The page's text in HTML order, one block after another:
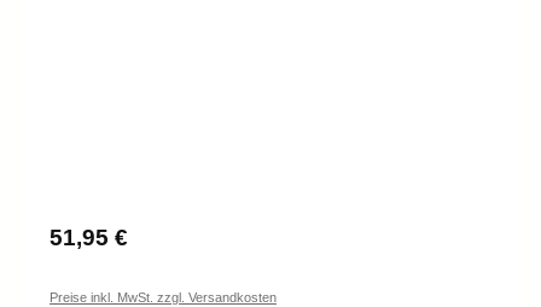
Regulärer Preis:
51,95 €
Preise inkl. MwSt. zzgl. Versandkosten